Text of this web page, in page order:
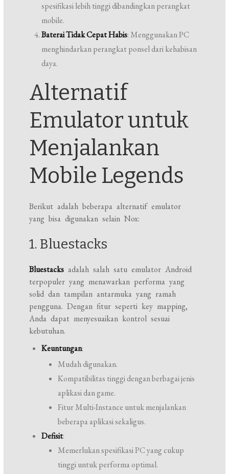
spesifikasi lebih tinggi dibandingkan perangkat
mobile.
Baterai Tidak Cepat Habis: Menggunakan PC
menghindarkan perangkat ponsel dari kehabisan
daya.
Alternatif
Emulator untuk
Menjalankan
Mobile Legends
Berikut adalah beberapa alternatif emulator
yang bisa digunakan selain Nox:
1. Bluestacks
Bluestacks adalah salah satu emulator Android
terpopuler yang menawarkan performa yang
solid dan tampilan antarmuka yang ramah
pengguna. Dengan fitur seperti key mapping,
Anda dapat menyesuaikan kontrol sesuai
kebutuhan.
Keuntungan:
Mudah digunakan.
Kompatibilitas tinggi dengan berbagai jenis
aplikasi dan game.
Fitur Multi-Instance untuk menjalankan
beberapa aplikasi sekaligus.
Defisit:
Memerlukan spesifikasi PC yang cukup
tinggi untuk performa optimal.